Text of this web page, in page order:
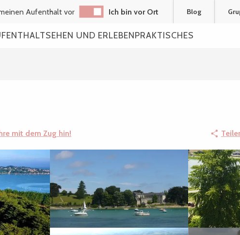
Aufenthalt vor Ich bin vor Ort Blog
SEHEN UND ERLEBENPRAKTISCHES
mit dem Zug hin!